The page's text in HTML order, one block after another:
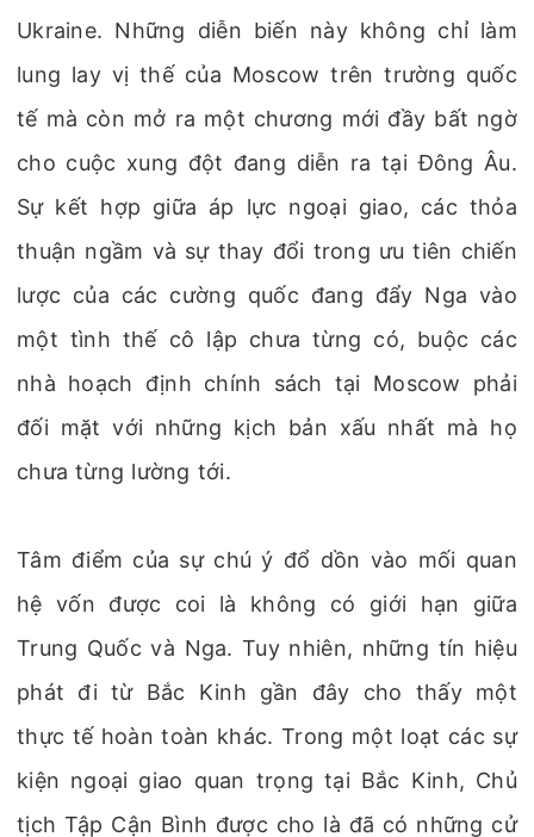
Ukraine. Những diễn biến này không chỉ làm
lung lay vị thế của Moscow trên trường quốc
tế mà còn mở ra một chương mới đầy bất ngờ
cho cuộc xung đột đang diễn ra tại Đông Âu.
Sự kết hợp giữa áp lực ngoại giao, các thỏa
thuận ngầm và sự thay đổi trong ưu tiên chiến
lược của các cường quốc đang đẩy Nga vào
một tình thế cô lập chưa từng có, buộc các
nhà hoạch định chính sách tại Moscow phải
đối mặt với những kịch bản xấu nhất mà họ
chưa từng lường tới.
Tâm điểm của sự chú ý đổ dồn vào mối quan
hệ vốn được coi là không có giới hạn giữa
Trung Quốc và Nga. Tuy nhiên, những tín hiệu
phát đi từ Bắc Kinh gần đây cho thấy một
thực tế hoàn toàn khác. Trong một loạt các sự
kiện ngoại giao quan trọng tại Bắc Kinh, Chủ
tịch Tập Cận Bình được cho là đã có những cử